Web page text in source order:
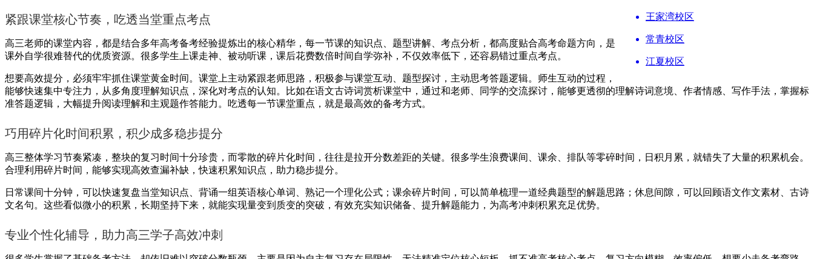
王家湾校区
常青校区
江夏校区
紧跟课堂核心节奏，吃透当堂重点考点
高三老师的课堂内容，都是结合多年高考备考经验提炼出的核心精华，每一节课的知识点、题型讲解、考点分析，都高度贴合高考命题方向，是
课外自学很难替代的优质资源。很多学生上课走神、被动听课，课后花费数倍时间自学弥补，不仅效率低下，还容易错过重点考点。
想要高效提分，必须牢牢抓住课堂黄金时间。课堂上主动紧跟老师思路，积极参与课堂互动、题型探讨，主动思考答题逻辑。师生互动的过程，
能够快速集中专注力，从多角度理解知识点，深化对考点的认知。比如在语文古诗词赏析课堂中，通过和老师、同学的交流探讨，能够更透彻的理解诗词意境、作者情感、写作手法，掌握标
准答题逻辑，大幅提升阅读理解和主观题作答能力。吃透每一节课堂重点，就是最高效的备考方式。
巧用碎片化时间积累，积少成多稳步提分
高三整体学习节奏紧凑，整块的复习时间十分珍贵，而零散的碎片化时间，往往是拉开分数差距的关键。很多学生浪费课间、课余、排队等零碎时间，日积月累，就错失了大量的积累机会。
合理利用碎片时间，能够实现高效查漏补缺，快速积累知识点，助力稳步提分。
日常课间十分钟，可以快速复盘当堂知识点、背诵一组英语核心单词、熟记一个理化公式；课余碎片时间，可以简单梳理一道经典题型的解题思路；休息间隙，可以回顾语文作文素材、古诗
文名句。这些看似微小的积累，长期坚持下来，就能实现量变到质变的突破，有效充实知识储备、提升解题能力，为高考冲刺积累充足优势。
专业个性化辅导，助力高三学子高效冲刺